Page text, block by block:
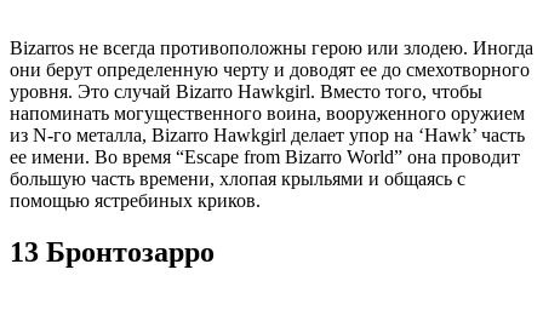
Bizarros не всегда противоположны герою или злодею. Иногда
они берут определенную черту и доводят ее до смехотворного
уровня. Это случай Bizarro Hawkgirl. Вместо того, чтобы
напоминать могущественного воина, вооруженного оружием
из N-го металла, Bizarro Hawkgirl делает упор на ‘Hawk’ часть
ее имени. Во время “Escape from Bizarro World” она проводит
большую часть времени, хлопая крыльями и общаясь с
помощью ястребиных криков.
13 Бронтозарро